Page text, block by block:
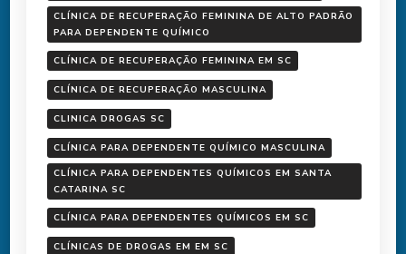
CLÍNICA DE RECUPERAÇÃO FEMININA DE ALTO PADRÃO
PARA DEPENDENTE QUÍMICO
CLÍNICA DE RECUPERAÇÃO FEMININA EM SC
CLÍNICA DE RECUPERAÇÃO MASCULINA
CLINICA DROGAS SC
CLÍNICA PARA DEPENDENTE QUÍMICO MASCULINA
CLÍNICA PARA DEPENDENTES QUÍMICOS EM SANTA
CATARINA SC
CLÍNICA PARA DEPENDENTES QUÍMICOS EM SC
CLÍNICAS DE DROGAS EM EM SC